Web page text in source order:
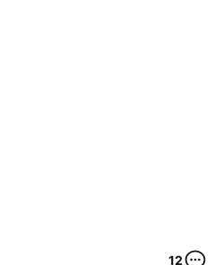
12